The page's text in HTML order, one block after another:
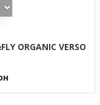
ORGANIC VERSO